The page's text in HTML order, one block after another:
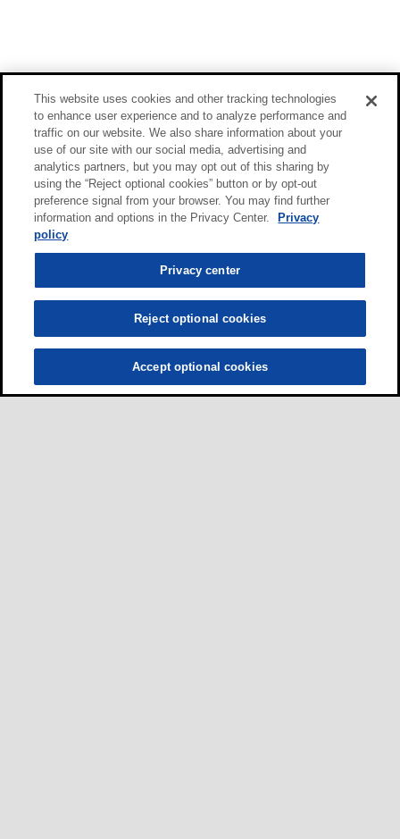
This website uses cookies and other tracking technologies
to enhance user experience and to analyze performance and
traffic on our website. We also share information about your
use of our site with our social media, advertising and
analytics partners, but you may opt out of this sharing by
using the “Reject optional cookies” button or by opt-out
preference signal from your browser. You may find further
information and options in the Privacy Center.
Privacy
policy
Privacy center
Reject optional cookies
Accept optional cookies